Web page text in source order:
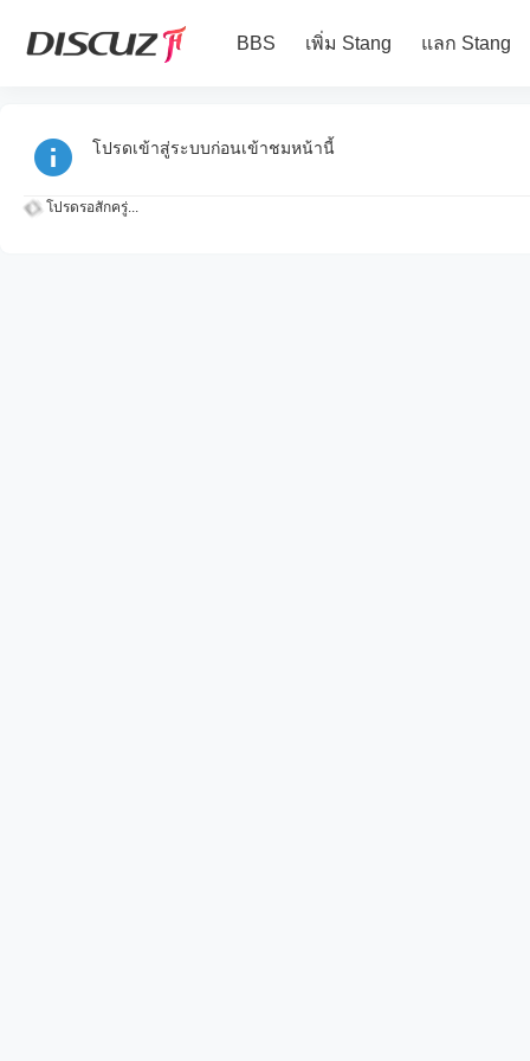
BBS เพิ่ม Stang แลก Stang
โปรดเข้าสู่ระบบก่อนเข้าชมหน้านี้
โปรดรอสักครู่...